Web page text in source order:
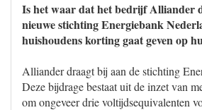
Is het waar dat het bedrijf Alliander
nieuwe stichting Energiebank
huishoudens korting gaat geven op
Alliander draagt bij aan de stichting
Deze bijdrage bestaat uit de inzet van
om ongeveer drie voltijdsequivalenten